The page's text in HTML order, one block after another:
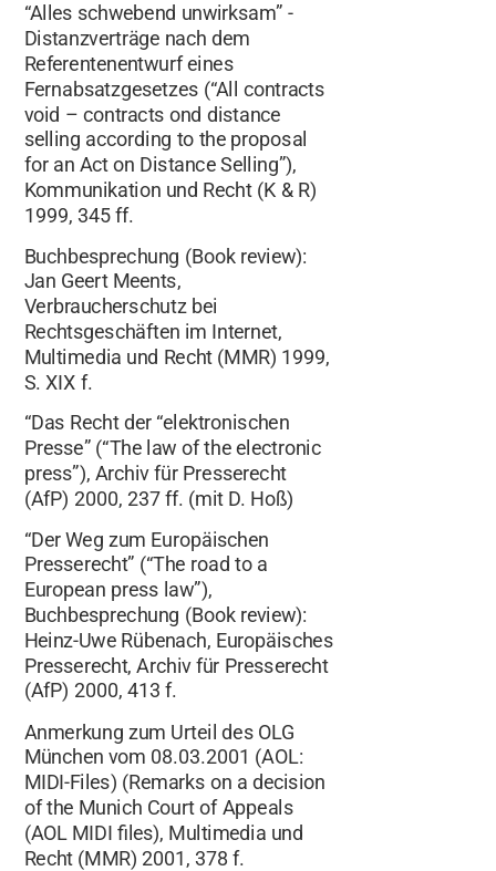
“Alles schwebend unwirksam” -
Distanzverträge nach dem
Referentenentwurf eines
Fernabsatzgesetzes (“All contracts
void – contracts ond distance
selling according to the proposal
for an Act on Distance Selling”),
Kommunikation und Recht (K & R)
1999, 345 ff.
Buchbesprechung (Book review):
Jan Geert Meents,
Verbraucherschutz bei
Rechtsgeschäften im Internet,
Multimedia und Recht (MMR) 1999,
S. XIX f.
“Das Recht der “elektronischen
Presse” (“The law of the electronic
press”), Archiv für Presserecht
(AfP) 2000, 237 ff. (mit D. Hoß)
“Der Weg zum Europäischen
Presserecht” (“The road to a
European press law”),
Buchbesprechung (Book review):
Heinz-Uwe Rübenach, Europäisches
Presserecht, Archiv für Presserecht
(AfP) 2000, 413 f.
Anmerkung zum Urteil des OLG
München vom 08.03.2001 (AOL:
MIDI-Files) (Remarks on a decision
of the Munich Court of Appeals
(AOL MIDI files), Multimedia und
Recht (MMR) 2001, 378 f.